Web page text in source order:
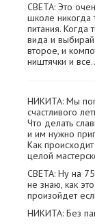
СВЕТА: Это
школе никогда
питания. Когда
вида и
второе, и
ништячки и
НИКИТА: Мы
счастливого
Что делать
и им нужно
Как
целой
СВЕТА: Ну на
не знаю, как
произойдет
НИКИТА: Без